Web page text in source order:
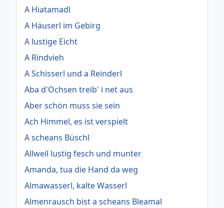
A Hiatamadl
A Häuserl im Gebirg
A lustige Eicht
A Rindvieh
A Schisserl und a Reinderl
Aba d'Ochsen treib' i net aus
Aber schön muss sie sein
Ach Himmel, es ist verspielt
A scheans Büschl
Allweil lustig fesch und munter
Amanda, tua die Hand da weg
Almawasserl, kalte Wasserl
Almenrausch bist a scheans Bleamal